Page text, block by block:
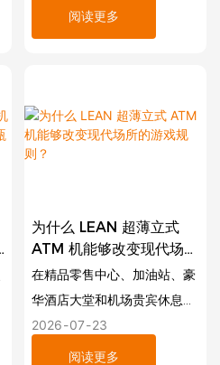
阅读更多
为什么 LEAN 超薄立式
ATM 机能够改变现代场所
的游戏规则？
在精品零售中心、加油站、豪
华酒店大堂和机场贵宾休息室
等客流量大的场所，每一寸空
间都至关重要。传统的笨重
2026 07 23
阅读更多